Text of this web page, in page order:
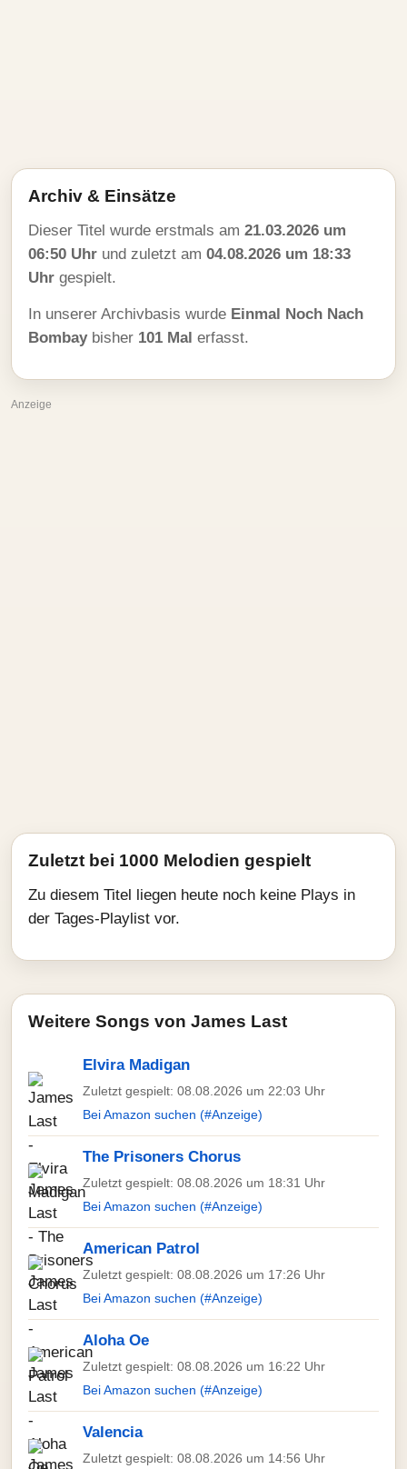
Archiv & Einsätze
Dieser Titel wurde erstmals am 21.03.2026 um
06:50 Uhr und zuletzt am 04.08.2026 um 18:33
Uhr gespielt.
In unserer Archivbasis wurde Einmal Noch Nach
Bombaybisher 101 Mal erfasst.
Anzeige
Zuletzt bei 1000 Melodien gespielt
Zu diesem Titel liegen heute noch keine Plays in
der Tages-Playlist vor.
Weitere Songs von James Last
Elvira Madigan
Zuletzt gespielt: 08.08.2026 um 22:03 Uhr
Bei Amazon suchen (#Anzeige)
The Prisoners Chorus
Zuletzt gespielt: 08.08.2026 um 18:31 Uhr
Bei Amazon suchen (#Anzeige)
American Patrol
Zuletzt gespielt: 08.08.2026 um 17:26 Uhr
Bei Amazon suchen (#Anzeige)
Aloha Oe
Zuletzt gespielt: 08.08.2026 um 16:22 Uhr
Bei Amazon suchen (#Anzeige)
Valencia
Zuletzt gespielt: 08.08.2026 um 14:56 Uhr